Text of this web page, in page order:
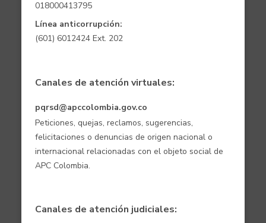
018000413795
Línea anticorrupción:
(601) 6012424 Ext. 202
Canales de atención virtuales:
pqrsd@apccolombia.gov.co
Peticiones, quejas, reclamos, sugerencias,
felicitaciones o denuncias de origen nacional o
internacional relacionadas con el objeto social de
APC Colombia.
Canales de atención judiciales: